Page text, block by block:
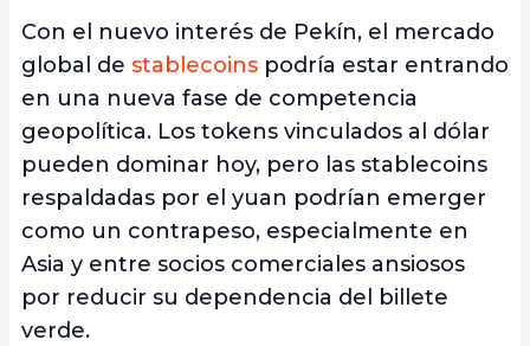
Con el nuevo interés de Pekín, el mercado
global de stablecoins podría estar entrando
en una nueva fase de competencia
geopolítica. Los tokens vinculados al dólar
pueden dominar hoy, pero las stablecoins
respaldadas por el yuan podrían emerger
como un contrapeso, especialmente en
Asia y entre socios comerciales ansiosos
por reducir su dependencia del billete
verde.